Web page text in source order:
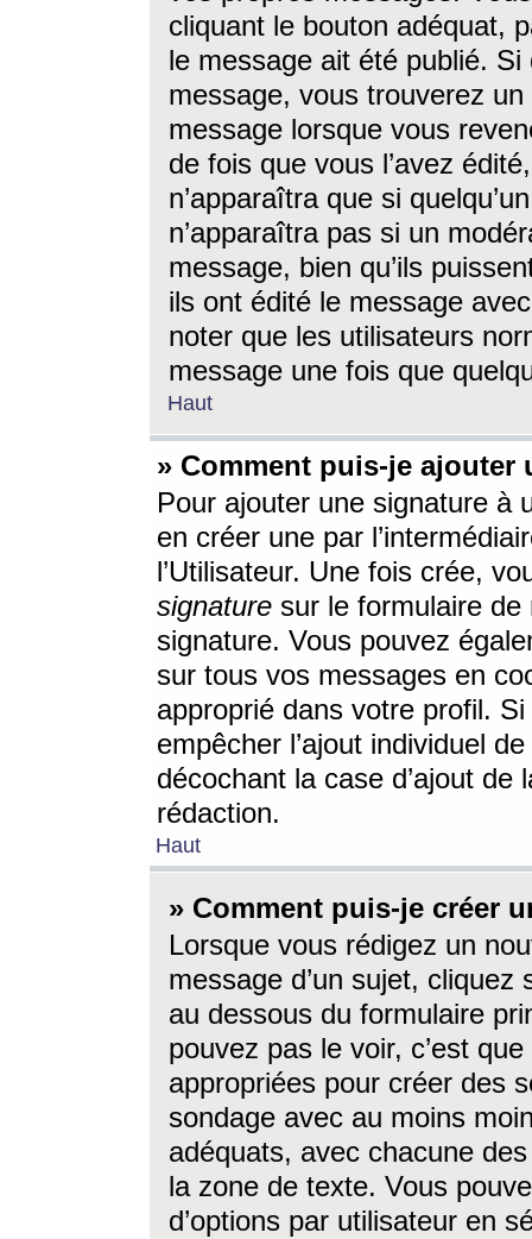
cliquant le bouton adéquat,
le message ait été publié. Si
message, vous trouverez
message lorsque vous
de fois que vous l’avez
n’apparaîtra que si
n’apparaîtra pas si un
message, bien qu’ils
ils ont édité le message
noter que les utilisateurs
message une fois que
Haut
» Comment puis-je ajouter
Pour ajouter une signature à
en créer une par
l’Utilisateur. Une fois crée,
signature sur le formulaire de
signature. Vous pouvez
sur tous vos messages en
approprié dans votre profil.
empêcher l’ajout individuel
décochant la case d’ajout
rédaction.
Haut
» Comment puis-je créer
Lorsque vous rédigez un
message d’un sujet, cliquez
au dessous du formulaire
pouvez pas le voir, c’est
appropriées pour créer des
sondage avec au moins
adéquats, avec chacune
la zone de texte. Vous
d’options par utilisateur en